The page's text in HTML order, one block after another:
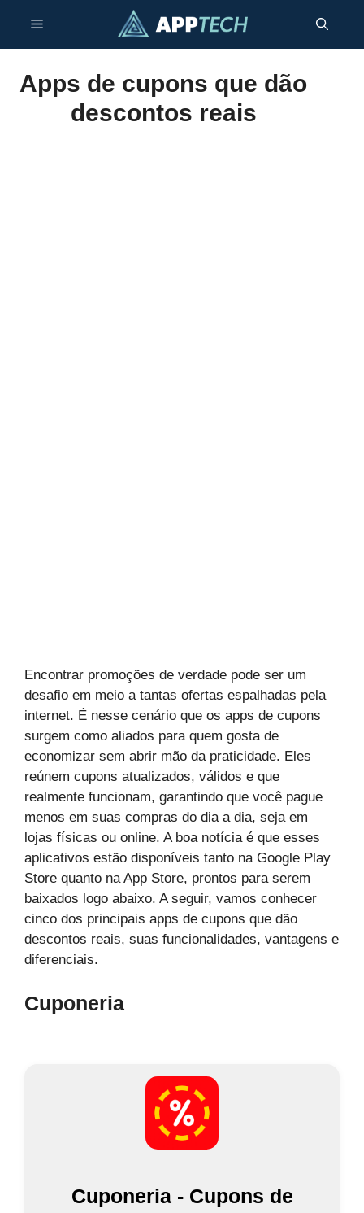
content
Menu
Apps de cupons que dão
descontos reais
Encontrar promoções de verdade pode ser um
desafio em meio a tantas ofertas espalhadas pela
internet. É nesse cenário que os apps de cupons
surgem como aliados para quem gosta de
economizar sem abrir mão da praticidade. Eles
reúnem cupons atualizados, válidos e que
realmente funcionam, garantindo que você pague
menos em suas compras do dia a dia, seja em
lojas físicas ou online. A boa notícia é que esses
aplicativos estão disponíveis tanto na Google Play
Store quanto na App Store, prontos para serem
baixados logo abaixo. A seguir, vamos conhecer
cinco dos principais apps de cupons que dão
descontos reais, suas funcionalidades, vantagens e
diferenciais.
Cuponeria
Cuponeria - Cupons de